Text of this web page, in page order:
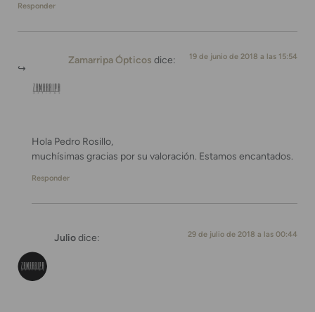
Responder
Zamarripa Ópticos dice: 19 de junio de 2018 a las 15:54
Hola Pedro Rosillo,
muchísimas gracias por su valoración. Estamos encantados.
Responder
Juliodice: 29 de julio de 2018 a las 00:44